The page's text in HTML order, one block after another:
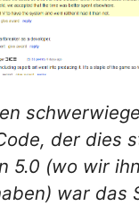
der dies
5.0 (wo wir ihn
war das